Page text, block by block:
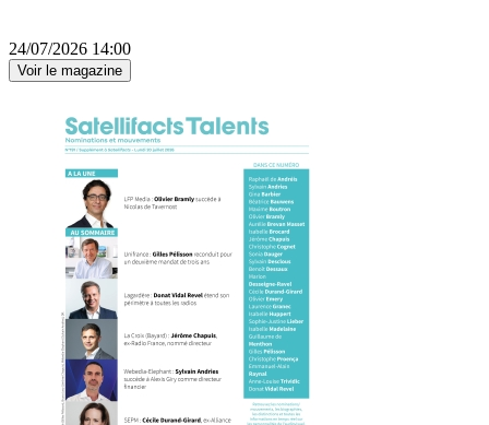
24/07/2026 14:00
Voir le magazine